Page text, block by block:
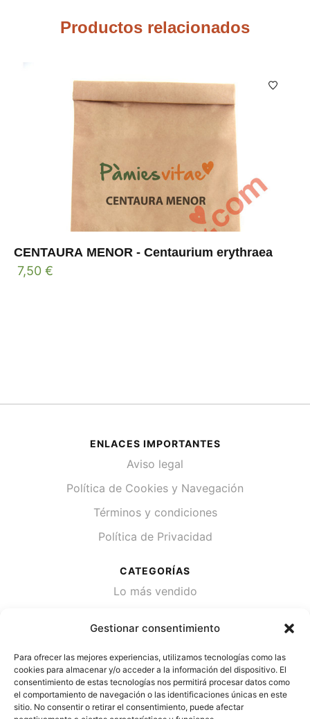
Gestionar consentimiento
Para ofrecer las mejores experiencias, utilizamos tecnologías como las
cookies para almacenar y/o acceder a la información del dispositivo. El
consentimiento de estas tecnologías nos permitirá procesar datos como
el comportamiento de navegación o las identificaciones únicas en este
sitio. No consentir o retirar el consentimiento, puede afectar
Productos relacionados
CENTAURA MENOR - Centaurium erythraea
7,50 €
ENLACES IMPORTANTES
Aviso legal
Política de Cookies y Navegación
Términos y condiciones
Política de Privacidad
CATEGORÍAS
Lo más vendido
Desinfección de agua
CONTACTA